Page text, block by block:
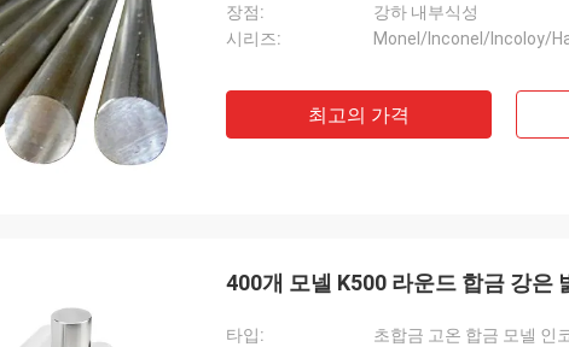
장점:
강하 내부식성
시리즈:
Monel/Inconel/Incoloy/
최고의 가격
400개 모넬 K500 라운드 합금 강은
타입:
초합금 고온 합금 모넬 인